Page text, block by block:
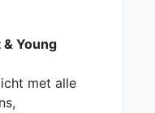
Young
met alle